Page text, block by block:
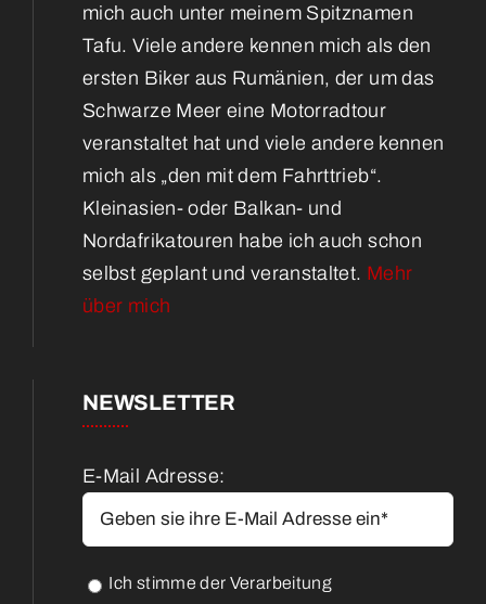
mich auch unter meinem Spitznamen
Tafu. Viele andere kennen mich als den
ersten Biker aus Rumänien, der um das
Schwarze Meer eine Motorradtour
veranstaltet hat und viele andere kennen
mich als „den mit dem Fahrttrieb“.
Kleinasien- oder Balkan- und
Nordafrikatouren habe ich auch schon
selbst geplant und veranstaltet. Mehr
über mich
NEWSLETTER
E-Mail Adresse:
Ich stimme der Verarbeitung